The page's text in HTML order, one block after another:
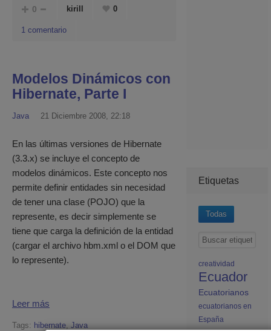
0 kirill 0
1 comentario
Modelos Dinámicos con
Hibernate, Parte I
Java 21 Diciembre 2008, 22:18
En las últimas versiones de Hibernate
(3.3.x) se incluye el concepto de
modelos dinámicos. Este concepto nos
permite definir entidades sin necesidad
de tener una clase (POJO) que la
represente, es decir simplemente se
tiene que carga la definición de la entidad
(cargar el archivo hbm.xml o el DOM que
lo represente).
Leer más
Tags: hibernate, Java
Etiquetas
Todas
creatividad
Ecuador
Ecuatorianos
ecuatorianos en
España